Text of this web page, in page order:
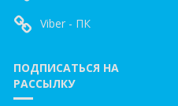
Viber - ПК
ПОДПИСАТЬСЯ НА
РАССЫЛКУ